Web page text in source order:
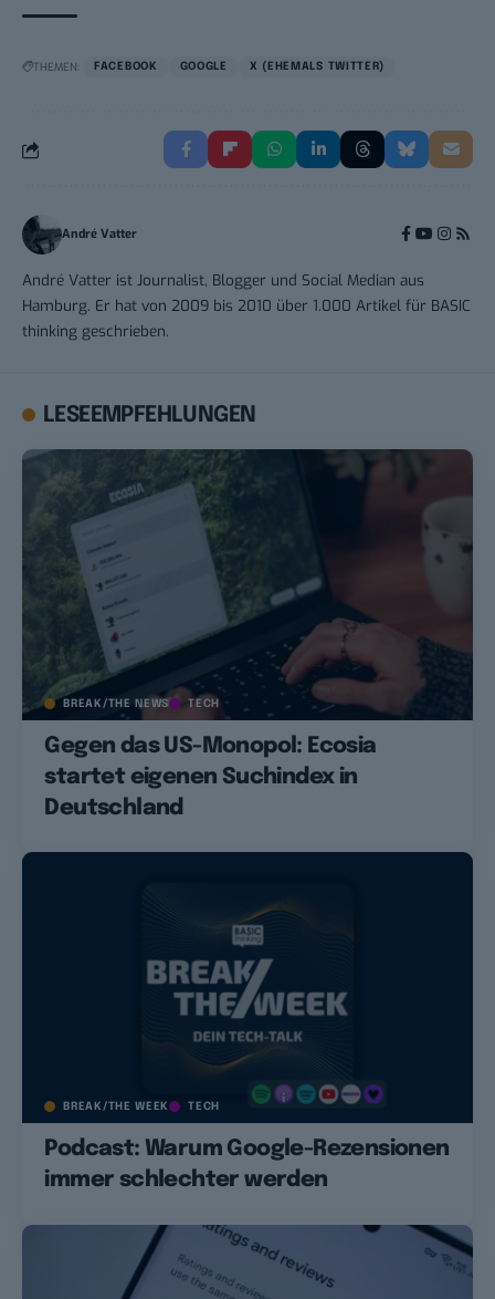
THEMEN: FACEBOOK GOOGLE X (EHEMALS TWITTER)
André Vatter
André Vatter ist Journalist, Blogger und Social Median aus
Hamburg. Er hat von 2009 bis 2010 über 1.000 Artikel für BASIC
thinking geschrieben.
LESEEMPFEHLUNGEN
BREAK/THE NEWS TECH
Gegen das US-Monopol: Ecosia
startet eigenen Suchindex in
Deutschland
BREAK/THE WEEK TECH
Podcast: Warum Google-Rezensionen
immer schlechter werden